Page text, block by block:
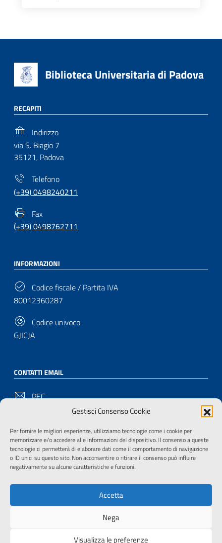
Gestisci Consenso Cookie
Per fornire le migliori esperienze, utilizziamo tecnologie come i cookie per
memorizzare e/o accedere alle informazioni del dispositivo. Il consenso a queste
tecnologie ci permetterà di elaborare dati come il comportamento di navigazione
o ID unici su questo sito. Non acconsentire o ritirare il consenso può influire
negativamente su alcune caratteristiche e funzioni.
Accetta
Nega
Visualizza le preferenze
Biblioteca Universitaria di Padova
RECAPITI
Indirizzo
via S. Biagio 7
35121, Padova
Telefono
(+39) 0498240211
Fax
(+39) 0498762711
INFORMAZIONI
Codice fiscale / Partita IVA
80012360287
Codice univoco
GJICJA
CONTATTI EMAIL
PEC
bu-pd@pec.cultura.gov.it
Email
bu-pd@cultura.gov.it
Useful Links Section